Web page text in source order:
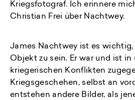
Kriegsfotograf. Ich erinnere
Christian Frei über Nachtwey.
James Nachtwey ist es
Objekt zu sein. Er war und ist in
kriegerischen Konflikten
Kriegsgeschehen, selbst an
entstehen andere Bilder, als